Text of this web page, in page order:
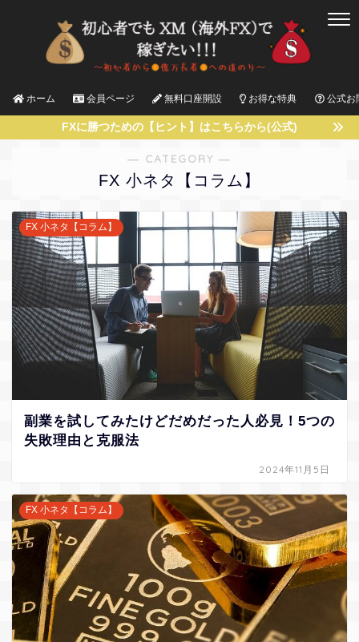
ホーム 会員ページ 無料口座開設 お得な特典 公式お
FXに勝つための【ヒント】はこちらから(公式)
― CATEGORY ―
FX 小ネタ【コラム】
FX 小ネタ【コラム】
副業を試してみたけどだめだった人必見！5つの
失敗理由と克服法
2024年11月5日
FX 小ネタ【コラム】